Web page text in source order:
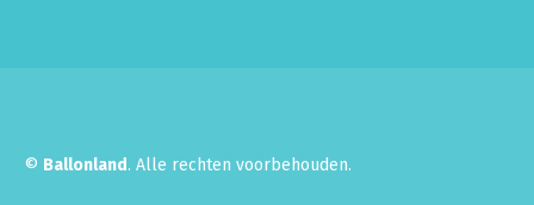
© Ballonland. Alle rechten voorbehouden.